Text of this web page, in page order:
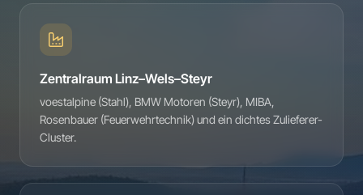
Zentralraum Linz–Wels–Steyr
voestalpine (Stahl), BMW Motoren (Steyr), MIBA,
Rosenbauer (Feuerwehrtechnik) und ein dichtes Zulieferer-
Cluster.